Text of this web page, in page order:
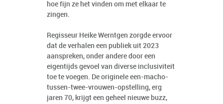
hoe fijn ze het vinden om met elkaar te
zingen.
Regisseur Heike Werntgen zorgde ervoor
dat de verhalen een publiek uit 2023
aanspreken, onder andere door een
eigentijds gevoel van diverse inclusiviteit
toe te voegen. De originele een-macho-
tussen-twee-vrouwen-opstelling, erg
jaren 70, krijgt een geheel nieuwe buzz,